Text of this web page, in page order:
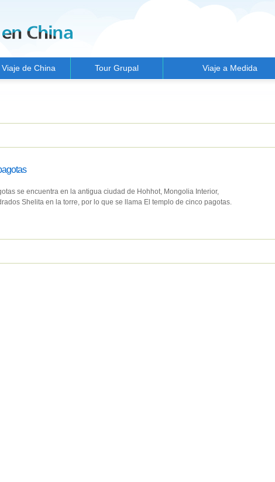
Viaje de China Tour Grupal Viaje a Medida
se encuentra en la antigua ciudad de Hohhot, Mongolia Interior,
Shelita en la torre, por lo que se llama El templo de cinco pagotas.